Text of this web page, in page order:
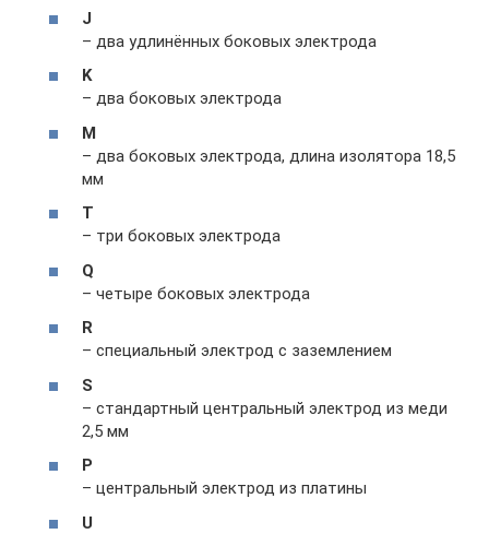
J
– два удлинённых боковых электрода
K
– два боковых электрода
M
– два боковых электрода, длина изолятора 18,5
мм
T
– три боковых электрода
Q
– четыре боковых электрода
R
– специальный электрод с заземлением
S
– стандартный центральный электрод из меди
2,5 мм
P
– центральный электрод из платины
U